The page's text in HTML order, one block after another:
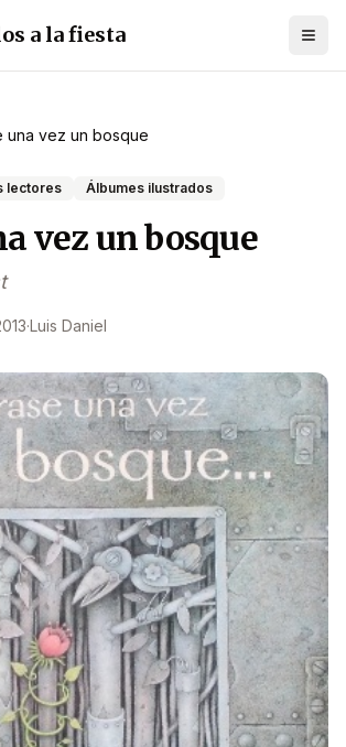
a la fiesta
una vez un bosque
lectores Álbumes ilustrados
vez un bosque
·Luis Daniel